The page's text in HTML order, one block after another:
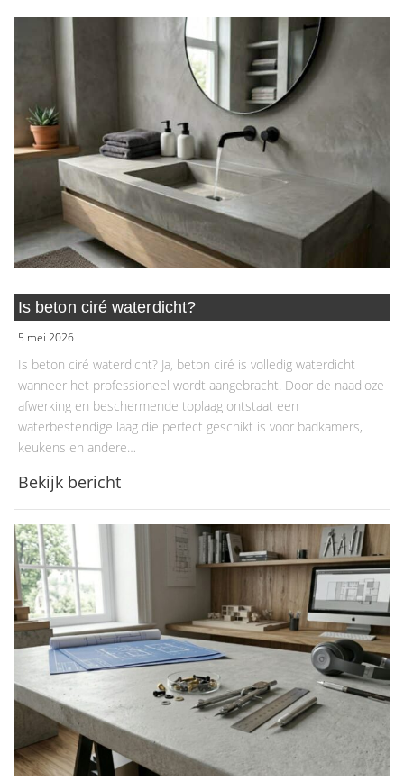
Is beton ciré waterdicht?
5 mei 2026
Is beton ciré waterdicht? Ja, beton ciré is volledig waterdicht
wanneer het professioneel wordt aangebracht. Door de naadloze
afwerking en beschermende toplaag ontstaat een
waterbestendige laag die perfect geschikt is voor badkamers,
keukens en andere…
Bekijk bericht